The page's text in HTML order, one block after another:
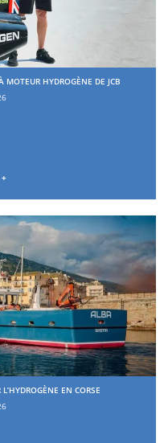
MOTEUR HYDROGÈNE DE JCB
EN CORSE